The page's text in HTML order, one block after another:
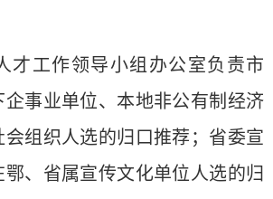
工作领导小组办公室负责市
企事业单位、本地非公有制经济
会组织人选的归口推荐；省委宣
、省属宣传文化单位人选的归